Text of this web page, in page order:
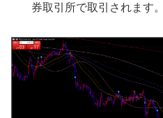
券取引所で取引されます。